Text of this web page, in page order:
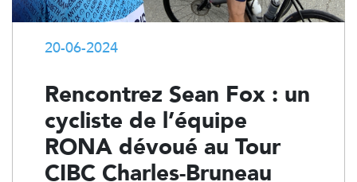
20-06-2024
Rencontrez Sean Fox : un
cycliste de l’équipe
RONA dévoué au Tour
CIBC Charles-Bruneau